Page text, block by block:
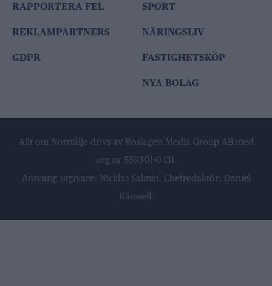
RAPPORTERA FEL
REKLAMPARTNERS
GDPR
SPORT
NÄRINGSLIV
FASTIGHETSKÖP
NYA BOLAG
Allt om Norrtälje drivs av Roslagen Media Group AB med
org nr 559301-0431.
Ansvarig utgivare: Nicklas Salmin. Chefredaktör: Daniel
Rämsell.